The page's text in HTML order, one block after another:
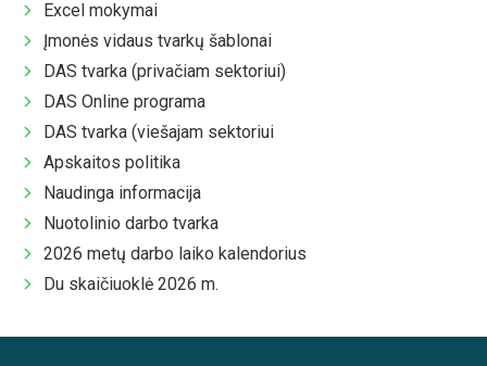
Excel mokymai
Įmonės vidaus tvarkų šablonai
DAS tvarka (privačiam sektoriui)
DAS Online programa
DAS tvarka (viešajam sektoriui
Apskaitos politika
Naudinga informacija
Nuotolinio darbo tvarka
2026 metų darbo laiko kalendorius
Du skaičiuoklė 2026 m.